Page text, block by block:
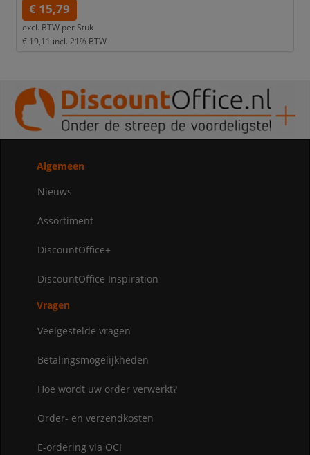
€ 15,79
excl. BTW per Stuk
€ 19,11 incl. 21% BTW
Algemeen
Nieuws
Assortiment
DiscountOffice+
DiscountOffice Inspiration
Vragen
Veelgestelde vragen
Betalingsmogelijkheden
Hoe wordt uw order verwerkt?
Order- en verzendkosten
E-ordering via OCI